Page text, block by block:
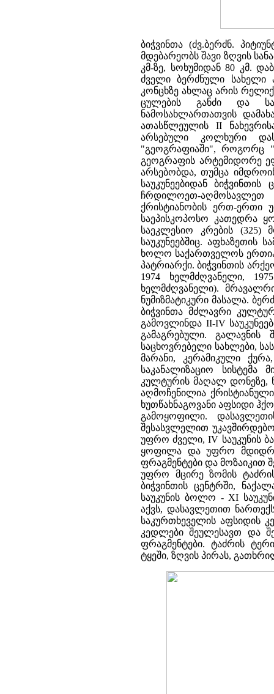
ბიჭვინთა (ძვ.ბერძნ.
მდებარეობს შავი ზღვის
კმ-ზე, სოხუმიდან 80 კმ.
ძველი ბერძნული სახელი
კონცხზე ახლაც არის
ცულების განძი და
ნამოსახლართათვის
ათასწლეულის II
არსებული კოლხური
"გეოგრაფიაში", როგორც
გეოგრაფის არტემიდორე
არსებობდა, თუმცა
საუკუნეებიდან
ჩრდილოეთ-აღმოსავლეთ
ქრისტიანობის ერთ-ერთი
საეპისკოპოსო კათედრა
საეკლესიო კრების
საუკუნეებშიც. აფხაზეთის
ხოლო საქართველოს
პატრიარქი. ბიჭვინთის
1974 ხელმძღვანელი,
ხელმძღვანელი).
ნუმიზმატიკური მასალა.
ბიჭვინთა მძლავრი
გამოვლინდა II-IV
გამაგრებული.
საცხოვრებელი სახლები,
მარანი, კერამიკული
საკანალიზაციო სისტემა
კულტურის მაღალ დონეზე,
აღმოჩენილია
ხუთწახნაგოვანი აფსიდი
გამოყოფილი.
შესასვლელით
უფრო ძველი, IV საუკუნის
ყოფილა და უფრო
ფრაგმენტები და მოზაიკით
უფრო მცირე ზომის
ბიჭვინთის ცენტრში,
საუკუნის ბოლო - XI
აქვს, დასავლეთით
საკურთხეველის აფსიდის
კედლები შეულესავთ და
ფრაგმენტები. ტაძრის
ტყეში, ზღვის პირას,